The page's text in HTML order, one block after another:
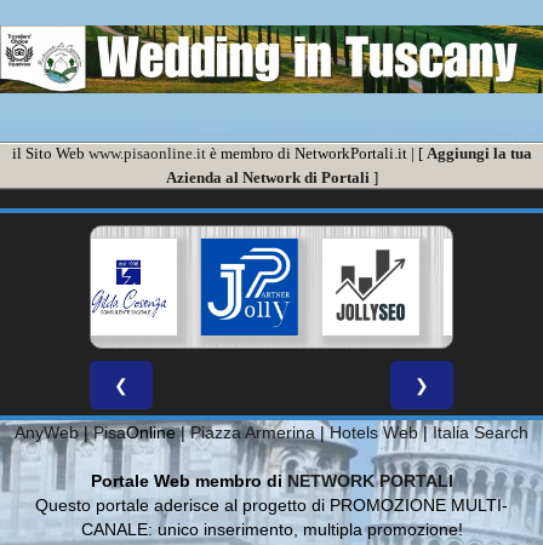
il Sito Web www.pisaonline.itè membro di NetworkPortali.it | [ Aggiungi la tua
Azienda al Network di Portali ]
❮ ❯
AnyWeb|PisaOnline |Piazza Armerina |Hotels Web|Italia Search
Portale Web membro di NETWORK PORTALI
Questo portale aderisce al progetto di PROMOZIONE MULTI-
CANALE: unico inserimento, multipla promozione!